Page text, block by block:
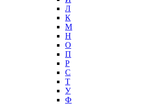
Л
К
М
Н
О
П
Р
С
Т
У
Ф